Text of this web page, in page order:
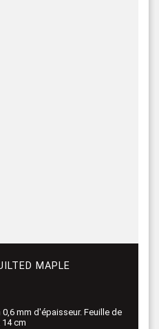
MAPLE
mm d'épaisseur. Feuille de
14 cm